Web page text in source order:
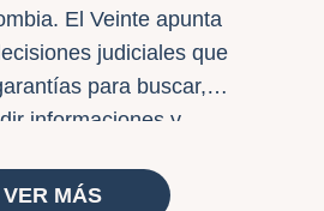
El Veinte apunta
judiciales que
para buscar,
informaciones y
VER MÁS